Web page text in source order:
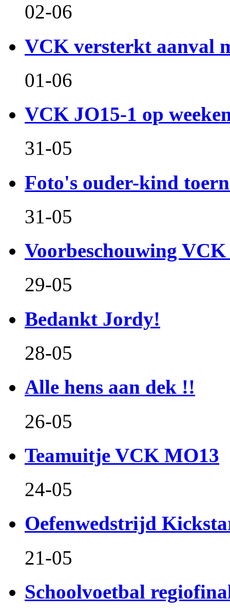
02-06
VCK versterkt aanval
01-06
VCK JO15-1 op
31-05
Foto's ouder-kind
31-05
Voorbeschouwing VCK
29-05
Bedankt Jordy!
28-05
Alle hens aan dek !!
26-05
Teamuitje VCK MO13
24-05
Oefenwedstrijd
21-05
Schoolvoetbal